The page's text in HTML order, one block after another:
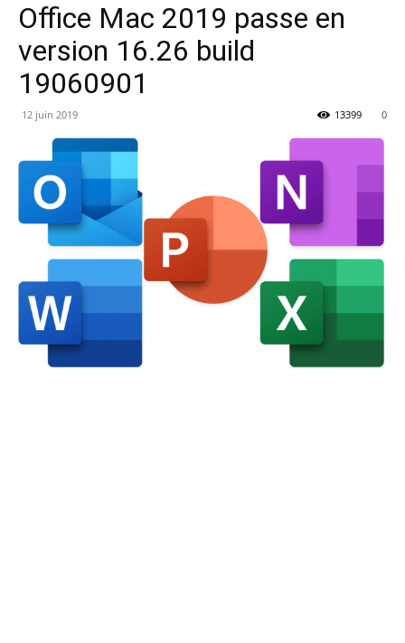
Office Mac 2019 passe en
version 16.26 build
19060901
12 juin 2019 0
13399